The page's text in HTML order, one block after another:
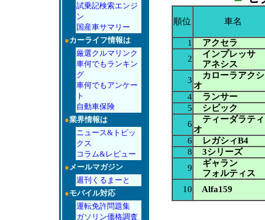
試乗記検索エンジ
ン
国産車サマリー
●カーライフ情報は
厳選クルマリンク
車何でもランキン
グ
車何でもアンケー
ト
自動車保険
●業界情報は
ニュース&トピッ
クス
コラム&レビュー
●メールマガジン
週刊くるまーと
●モバイル対応
運転免許問題集
ガソリン価格調査
順位 車名
1
アクセラ
2
インプレッサ
アネシス
3
カローラアクシ
オ
4
ランサー
5
シビック
6
ティーダラティ
オ
6
レガシィB4
8
3シリーズ
9
ギャラン
フォルティス
10
Alfa159